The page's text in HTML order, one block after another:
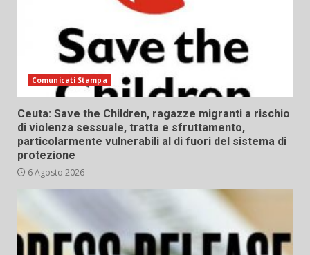
Comunicati Stampa
Ceuta: Save the Children, ragazze migranti a rischio
di violenza sessuale, tratta e sfruttamento,
particolarmente vulnerabili al di fuori del sistema di
protezione
6 Agosto 2026